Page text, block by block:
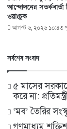
আন্দোলনের
ওয়াংচুক
আগস্ট ৬, ২০২৬ ১০:৪৩
সর্বশেষ সংবাদ
৫ মাসের
করে না:
‘মব’ তৈরির